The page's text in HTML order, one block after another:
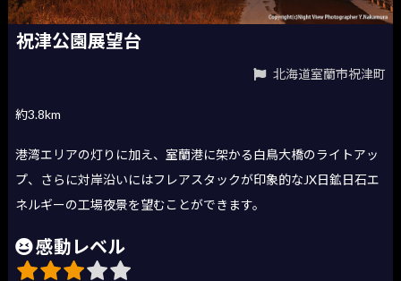
祝津公園展望台
北海道室蘭市祝津町
約3.8km
港湾エリアの灯りに加え、室蘭港に架かる白鳥大橋のライトアッ
プ、さらに対岸沿いにはフレアスタックが印象的なJX日鉱日石エ
ネルギーの工場夜景を望むことができます。
感動レベル